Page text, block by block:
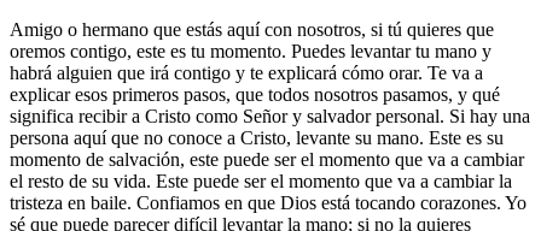
Amigo o hermano que estás aquí con nosotros, si tú quieres que
oremos contigo, este es tu momento. Puedes levantar tu mano y
habrá alguien que irá contigo y te explicará cómo orar. Te va a
explicar esos primeros pasos, que todos nosotros pasamos, y qué
significa recibir a Cristo como Señor y salvador personal. Si hay una
persona aquí que no conoce a Cristo, levante su mano. Este es su
momento de salvación, este puede ser el momento que va a cambiar
el resto de su vida. Este puede ser el momento que va a cambiar la
tristeza en baile. Confiamos en que Dios está tocando corazones. Yo
sé que puede parecer difícil levantar la mano; si no la quieres